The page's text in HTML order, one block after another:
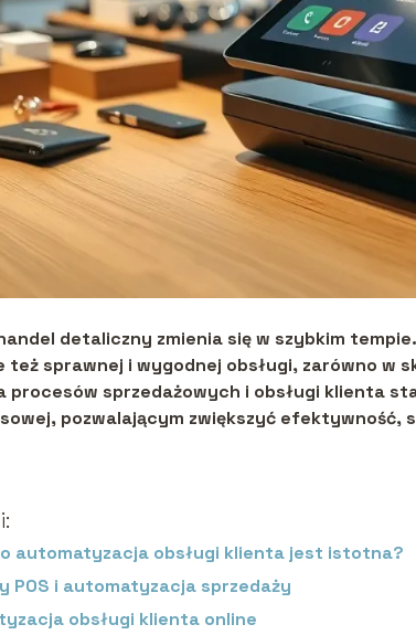
detaliczny zmienia się w szybkim
też sprawnej i wygodnej obsługi, zarówno w
procesów sprzedażowych i obsługi klienta
pozwalającym zwiększyć efektywność,
automatyzacja obsługi klienta jest istotna?
POS i automatyzacja sprzedaży
obsługi klienta online